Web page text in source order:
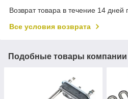
Возврат товара в течение 14 дней
Все условия возврата
Подобные товары компании